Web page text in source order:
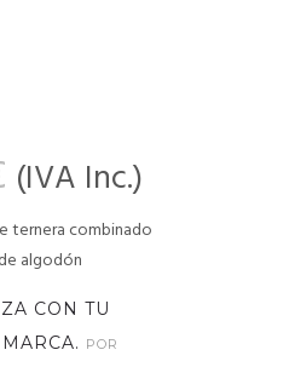
(IVA Inc.)
ternera combinado
algodón
CON TU
POR